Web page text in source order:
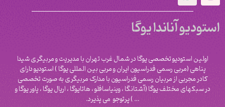
استودیو آناندا یوگا
اولین استودیو تخصصی یوگا در شمال غرب تهران با مدیریت و مربیگری شیدا
پناهی (مربی رسمی فدراسیون ایران و مربی بین المللی یوگا ) استودیو دارای
کادر مجربی از مربیان رسمی فدراسیون با مدارک مربیگری به صورت تخصصی
در سبکهای مختلف یوگا (آشتانگا ، وینیاسافلو ، هاتایوگا ، اریال یوگا ، پاور یوگا و
‌… ) پرتوجو می پذیرد.